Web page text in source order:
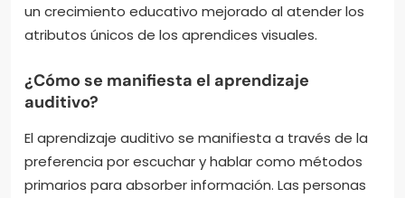
un crecimiento educativo mejorado al atender los
atributos únicos de los aprendices visuales.
¿Cómo se manifiesta el aprendizaje
auditivo?
El aprendizaje auditivo se manifiesta a través de la
preferencia por escuchar y hablar como métodos
primarios para absorber información. Las personas